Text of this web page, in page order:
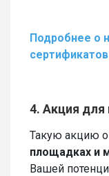
Подробнее о
сертификатов
4. Акция для
Такую акцию
площадках и
Вашей